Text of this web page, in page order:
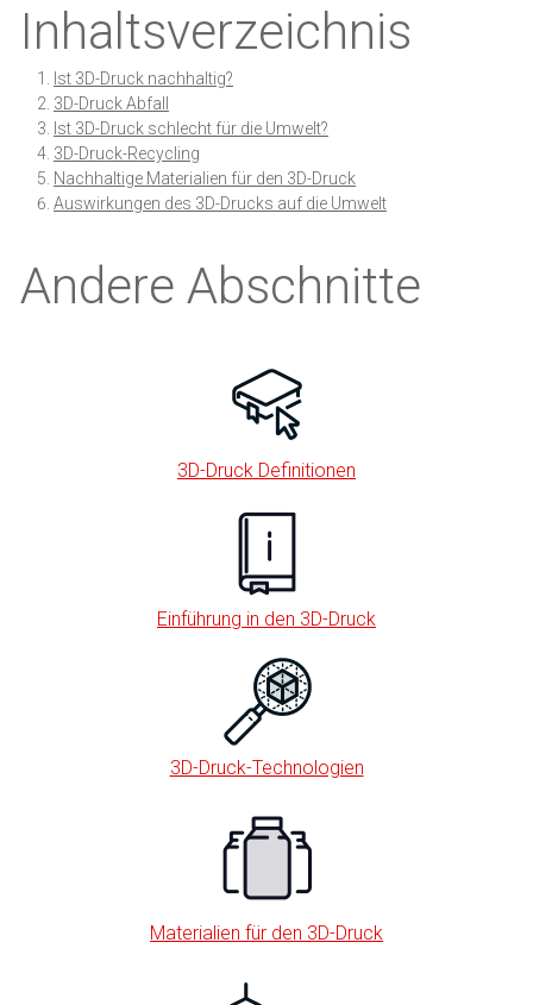
Inhaltsverzeichnis
Ist 3D-Druck nachhaltig?
3D-Druck Abfall
Ist 3D-Druck schlecht für die Umwelt?
3D-Druck-Recycling
Nachhaltige Materialien für den 3D-Druck
Auswirkungen des 3D-Drucks auf die Umwelt
Andere Abschnitte
3D-Druck Definitionen
Einführung in den 3D-Druck
3D-Druck-Technologien
Materialien für den 3D-Druck